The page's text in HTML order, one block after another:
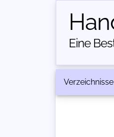
Eine
Verzeichnisse